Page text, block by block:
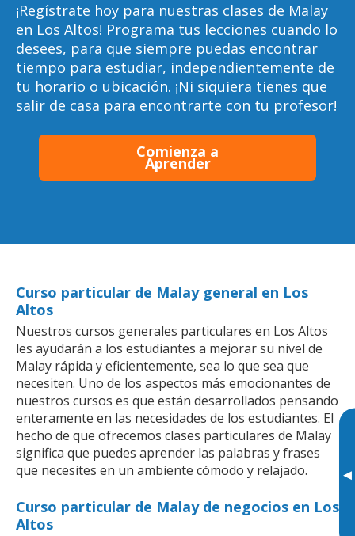
▸
¡Regístrate hoy para nuestras clases de Malay
en Los Altos! Programa tus lecciones cuando lo
desees, para que siempre puedas encontrar
tiempo para estudiar, independientemente de
tu horario o ubicación. ¡Ni siquiera tienes que
salir de casa para encontrarte con tu profesor!
Comienza a
Aprender
Curso particular de Malay general en Los
Altos
Nuestros cursos generales particulares en Los Altos
les ayudarán a los estudiantes a mejorar su nivel de
Malay rápida y eficientemente, sea lo que sea que
necesiten. Uno de los aspectos más emocionantes de
nuestros cursos es que están desarrollados pensando
enteramente en las necesidades de los estudiantes. El
hecho de que ofrecemos clases particulares de Malay
significa que puedes aprender las palabras y frases
que necesites en un ambiente cómodo y relajado.
Curso particular de Malay de negocios en Los
Altos